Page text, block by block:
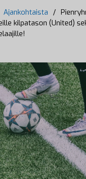
Ajankohtaista /
kilpatason (United)